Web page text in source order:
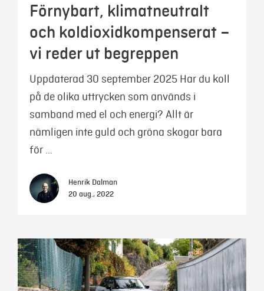
Förnybart, klimatneutralt
och koldioxidkompenserat –
vi reder ut begreppen
Uppdaterad 30 september 2025 Har du koll
på de olika uttrycken som används i
samband med el och energi? Allt är
nämligen inte guld och gröna skogar bara
för …
Henrik Dalman
20 aug., 2022